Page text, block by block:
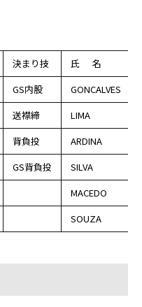
決まり技
氏 名
GS内股
GONCALVES
送襟締
LIMA
背負投
ARDINA
GS背負投
SILVA
MACEDO
SOUZA